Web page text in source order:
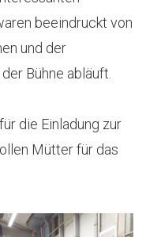
beeindruckt von
und der
Bühne abläuft.
die Einladung zur
Mütter für das